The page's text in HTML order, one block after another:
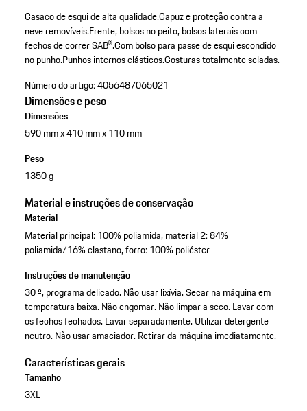
Casaco de esqui de alta qualidade.Capuz e proteção contra a
neve removíveis.Frente, bolsos no peito, bolsos laterais com
fechos de correr SAB®.Com bolso para passe de esqui escondido
no punho.Punhos internos elásticos.Costuras totalmente seladas.
Número do artigo:4056487065021
Dimensões e peso
Dimensões
590 mm x 410 mm x 110 mm
Peso
1350 g
Material e instruções de conservação
Material
Material principal: 100% poliamida, material 2: 84%
poliamida/16% elastano, forro: 100% poliéster
Instruções de manutenção
30 º, programa delicado. Não usar lixívia. Secar na máquina em
temperatura baixa. Não engomar. Não limpar a seco. Lavar com
os fechos fechados. Lavar separadamente. Utilizar detergente
neutro. Não usar amaciador. Retirar da máquina imediatamente.
Características gerais
Tamanho
3XL